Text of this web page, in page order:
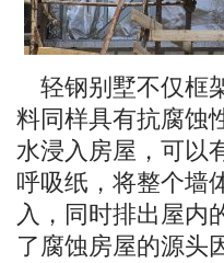
轻钢别墅不仅框
料同样具有抗腐蚀
水浸入房屋，可以
呼吸纸，将整个墙
入，同时排出屋内
了腐蚀房屋的源头